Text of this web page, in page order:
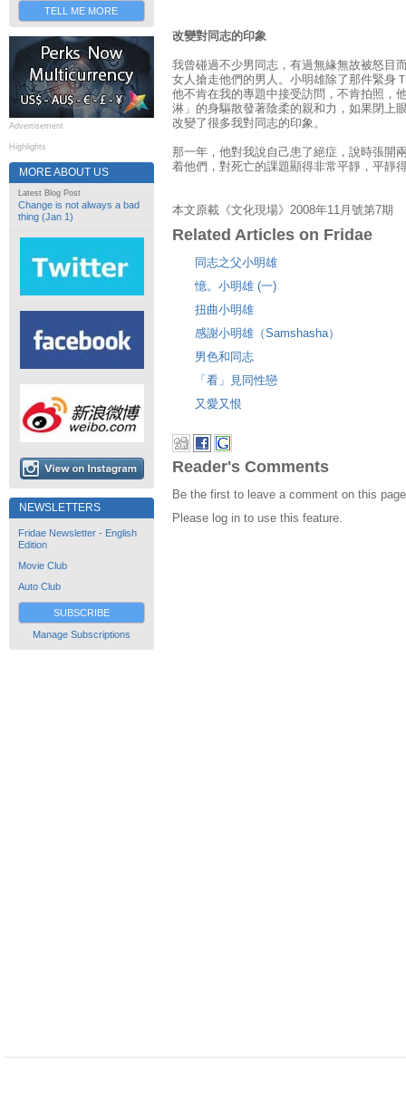
TELL ME MORE
Advertisement
Highlights
MORE ABOUT US
Latest Blog Post
Change is not always a bad
thing (Jan 1)
NEWSLETTERS
Fridae Newsletter - English
Edition
Movie Club
Auto Club
SUBSCRIBE
Manage Subscriptions
改變對同志的印象
我曾碰過不少男同志，有過無緣無故被怒目
女人搶走他們的男人。小明雄除了那件緊身
他不肯在我的專題中接受訪問，不肯拍照，
淋」的身驅散發著陰柔的親和力，如果閉上
改變了很多我對同志的印象。
那一年，他對我說自己患了絕症，說時張開
着他們，對死亡的課題顯得非常平靜，平靜
本文原載《文化現場》2008年11月號第7期
Related Articles on Fridae
同志之父小明雄
憶。小明雄 (一)
扭曲小明雄
感謝小明雄（Samshasha）
男色和同志
「看」見同性戀
又愛又恨
Reader's Comments
Be the first to leave a comment on this
Please log in to use this feature.